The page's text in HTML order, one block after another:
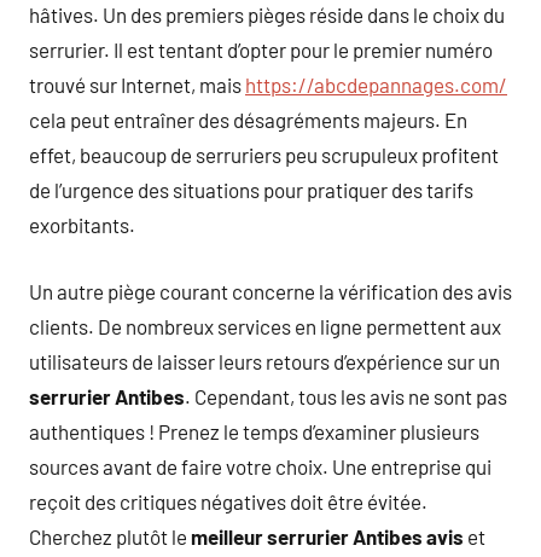
hâtives. Un des premiers pièges réside dans le choix du
serrurier. Il est tentant d’opter pour le premier numéro
trouvé sur Internet, mais https://abcdepannages.com/
cela peut entraîner des désagréments majeurs. En
effet, beaucoup de serruriers peu scrupuleux profitent
de l’urgence des situations pour pratiquer des tarifs
exorbitants.
Un autre piège courant concerne la vérification des avis
clients. De nombreux services en ligne permettent aux
utilisateurs de laisser leurs retours d’expérience sur un
serrurier Antibes. Cependant, tous les avis ne sont pas
authentiques ! Prenez le temps d’examiner plusieurs
sources avant de faire votre choix. Une entreprise qui
reçoit des critiques négatives doit être évitée.
Cherchez plutôt le meilleur serrurier Antibes avis et